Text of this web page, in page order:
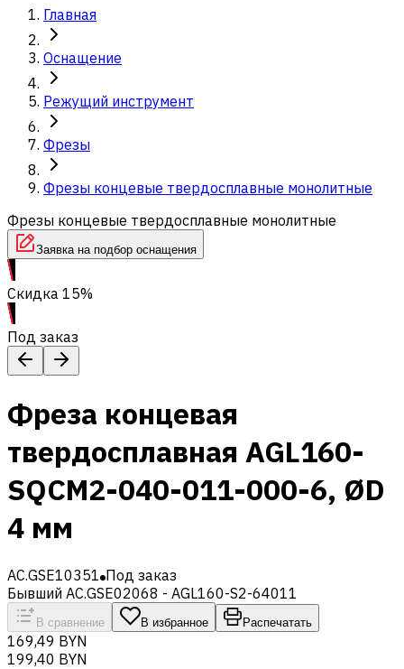
Главная
Оснащение
Режущий инструмент
Фрезы
Фрезы концевые твердосплавные монолитные
Фрезы концевые твердосплавные монолитные
Заявка на подбор оснащения
Скидка 15%
Под заказ
Фреза концевая
твердосплавная AGL160-
SQCM2-040-011-000-6, ØD
4 мм
AC.GSE10351 Под заказ
Бывший AC.GSE02068 - AGL160-S2-64011
В сравнение В избранное Распечатать
169,49 BYN
199,40 BYN